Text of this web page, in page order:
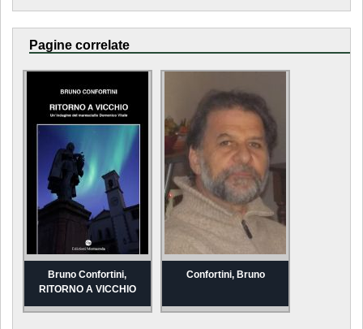
Pagine correlate
Bruno Confortini,
RITORNO A VICCHIO
Confortini, Bruno